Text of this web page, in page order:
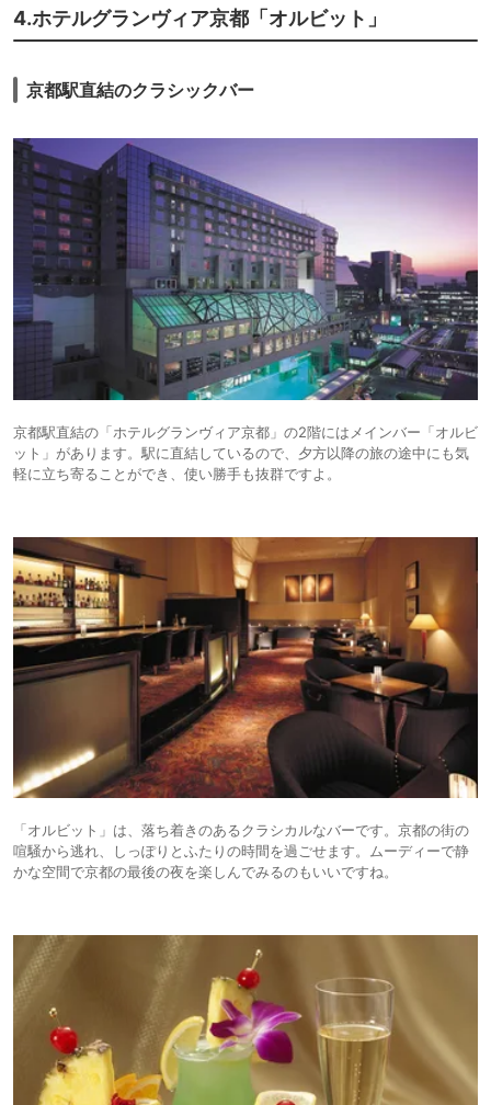
4.ホテルグランヴィア京都「オルビット」
京都駅直結のクラシックバー
京都駅直結の「ホテルグランヴィア京都」の2階にはメインバー「オルビ
ット」があります。駅に直結しているので、夕方以降の旅の途中にも気
軽に立ち寄ることができ、使い勝手も抜群ですよ。
「オルビット」は、落ち着きのあるクラシカルなバーです。京都の街の
喧騒から逃れ、しっぽりとふたりの時間を過ごせます。ムーディーで静
かな空間で京都の最後の夜を楽しんでみるのもいいですね。